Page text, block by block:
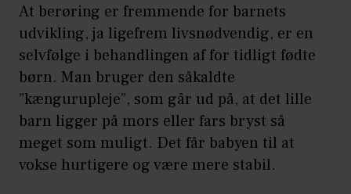
At berøring er fremmende for barnets
udvikling, ja ligefrem livsnødvendig, er en
selvfølge i behandlingen af for tidligt fødte
børn. Man bruger den såkaldte
”kængurupleje”, som går ud på, at det lille
barn ligger på mors eller fars bryst så
meget som muligt. Det får babyen til at
vokse hurtigere og være mere stabil.